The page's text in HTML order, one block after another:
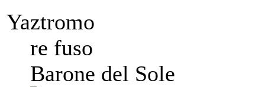
Yaztromo
re fuso
Barone del Sole